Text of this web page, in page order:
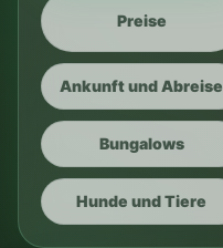
Preise
Ankunft und Abreise
Bungalows
Hunde und Tiere